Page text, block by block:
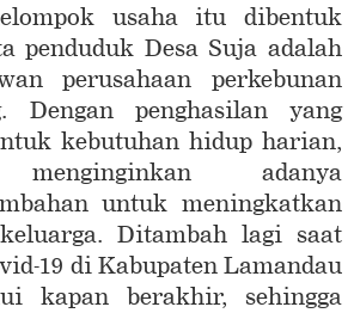
usaha itu dibentuk
penduduk Desa Suja adalah
perusahaan perkebunan
Dengan penghasilan yang
kebutuhan hidup harian,
menginginkan adanya
untuk meningkatkan
Ditambah lagi saat
19 di Kabupaten Lamandau
kapan berakhir, sehingga